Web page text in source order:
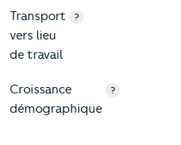
Transport
vers lieu
de travail
?
Croissance
démographique
?